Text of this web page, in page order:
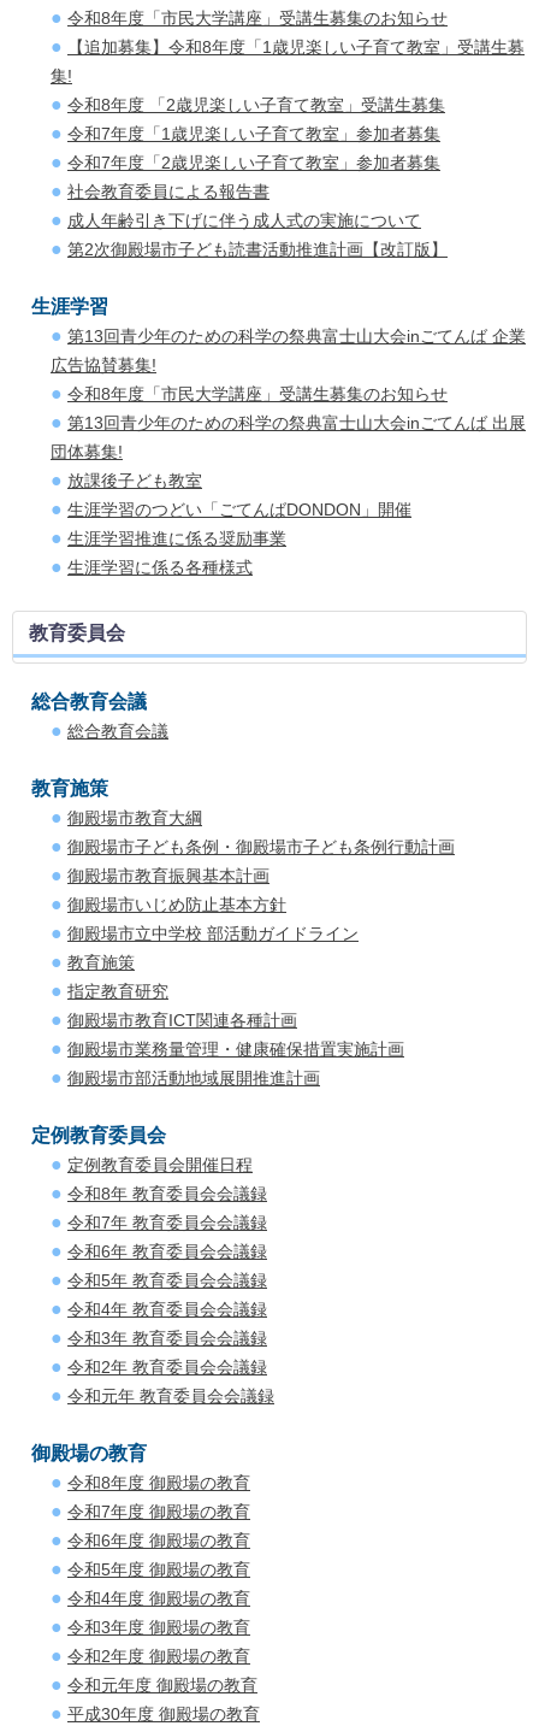
令和8年度「市民大学講座」受講生募集のお知らせ
【追加募集】令和8年度「1歳児楽しい子育て教室」受講生募
集!
令和8年度 「2歳児楽しい子育て教室」受講生募集
令和7年度「1歳児楽しい子育て教室」参加者募集
令和7年度「2歳児楽しい子育て教室」参加者募集
社会教育委員による報告書
成人年齢引き下げに伴う成人式の実施について
第2次御殿場市子ども読書活動推進計画【改訂版】
生涯学習
第13回青少年のための科学の祭典富士山大会inごてんば 企業
広告協賛募集!
令和8年度「市民大学講座」受講生募集のお知らせ
第13回青少年のための科学の祭典富士山大会inごてんば 出展
団体募集!
放課後子ども教室
生涯学習のつどい「ごてんばDONDON」開催
生涯学習推進に係る奨励事業
生涯学習に係る各種様式
教育委員会
総合教育会議
総合教育会議
教育施策
御殿場市教育大綱
御殿場市子ども条例・御殿場市子ども条例行動計画
御殿場市教育振興基本計画
御殿場市いじめ防止基本方針
御殿場市立中学校 部活動ガイドライン
教育施策
指定教育研究
御殿場市教育ICT関連各種計画
御殿場市業務量管理・健康確保措置実施計画
御殿場市部活動地域展開推進計画
定例教育委員会
定例教育委員会開催日程
令和8年 教育委員会会議録
令和7年 教育委員会会議録
令和6年 教育委員会会議録
令和5年 教育委員会会議録
令和4年 教育委員会会議録
令和3年 教育委員会会議録
令和2年 教育委員会会議録
令和元年 教育委員会会議録
御殿場の教育
令和8年度 御殿場の教育
令和7年度 御殿場の教育
令和6年度 御殿場の教育
令和5年度 御殿場の教育
令和4年度 御殿場の教育
令和3年度 御殿場の教育
令和2年度 御殿場の教育
令和元年度 御殿場の教育
平成30年度 御殿場の教育